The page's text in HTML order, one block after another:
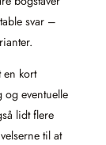
svar –
en kort
og eventuelle
lidt flere
til at